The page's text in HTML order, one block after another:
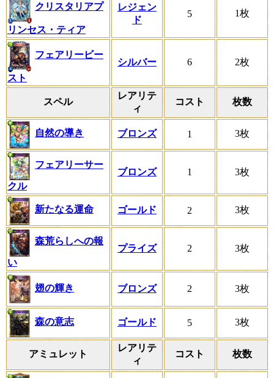
クリスタリアプ
リンセス・ティア
レジェン
ド
5 1枚
フェアリービー
スト
シルバー 6 2枚
スペル
レアリテ
ィ
コスト 枚数
自然の導き ブロンズ 1 3枚
フェアリーサー
クル
ブロンズ 1 3枚
新たなる運命 ゴールド 2 3枚
森荒らしへの報
い
プライズ 2 3枚
翅の輝き ブロンズ 2 3枚
森の意志 ゴールド 5 3枚
アミュレット
レアリテ
ィ
コスト 枚数